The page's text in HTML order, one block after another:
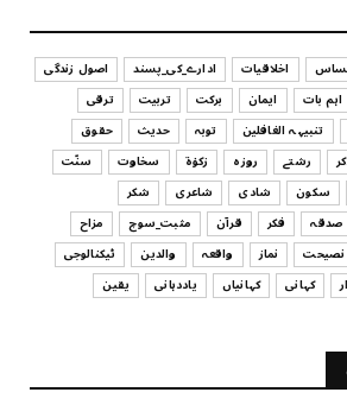
مؤثر طریقے سے منظم کر رہے ہیں
کیسا ہے؟
ہوشیاری
اخلاقیات ادارے_کی_پسند
اصول زندگی
اہم بات ایمان برکت تربیت
ترقی
تنبیہہ الغافلین توبہ حدیث
حقوق
رشتے روزہ زکوٰۃ سخاوت
سنّت
سکون شادی شاعری
شکر
صدقہ فکر قرآن مثبت_سوچ
مزاح
نصیحت نماز واقعہ والدین
ٹیکنالوجی
کہانی کہانیاں یاددہانی یقین